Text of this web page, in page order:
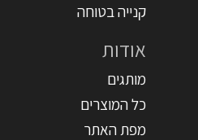
קנייה בטוחה
אודות
מותגים
כל המוצרים
מפת האתר